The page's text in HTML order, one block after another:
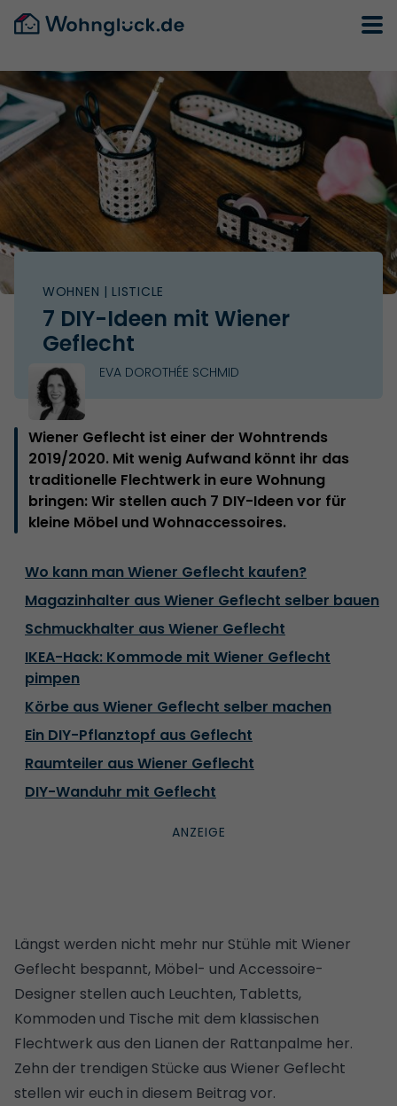
WOHNEN | LISTICLE
7 DIY-Ideen mit Wiener
Geflecht
EVA DOROTHÉE SCHMID
Wiener Geflecht ist einer der Wohntrends
2019/2020. Mit wenig Aufwand könnt ihr das
traditionelle Flechtwerk in eure Wohnung
bringen: Wir stellen auch 7 DIY-Ideen vor für
kleine Möbel und Wohnaccessoires.
Wo kann man Wiener Geflecht kaufen?
Magazinhalter aus Wiener Geflecht selber bauen
Schmuckhalter aus Wiener Geflecht
IKEA-Hack: Kommode mit Wiener Geflecht
pimpen
Körbe aus Wiener Geflecht selber machen
Ein DIY-Pflanztopf aus Geflecht
Raumteiler aus Wiener Geflecht
DIY-Wanduhr mit Geflecht
Längst werden nicht mehr nur Stühle mit Wiener
Geflecht bespannt, Möbel- und Accessoire-
Designer stellen auch Leuchten, Tabletts,
Kommoden und Tische mit dem klassischen
Flechtwerk aus den Lianen der Rattanpalme her.
Zehn der trendigen Stücke aus Wiener Geflecht
stellen wir euch in diesem Beitrag vor.